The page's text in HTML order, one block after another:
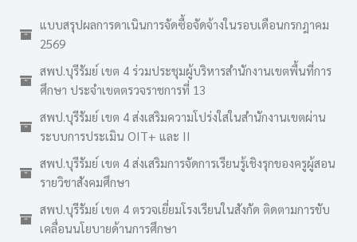
แบบสรุปผลการดาเนินการจัดซื้อจัดจ้างในรอบเดือนกรกฎาคม
2569
สพป.บุรีรัมย์ เขต 4 ร่วมประชุมผู้บริหารสำนักงานเขตพื้นที่การ
ศึกษา ประจำเขตตรวจราชการที่ 13
สพป.บุรีรัมย์ เขต 4 ส่งเสริมความโปร่งใสในสำนักงานเขตผ่าน
ระบบการประเมิน OIT+ และ II
สพป.บุรีรัมย์ เขต 4 ส่งเสริมการจัดการเรียนรู้เชิงรุกของครูผู้สอน
รายวิชาสังคมศึกษา
สพป.บุรีรัมย์ เขต 4 ตรวจเยี่ยมโรงเรียนในสังกัด ติดตามการขับ
เคลื่อนนโยบายด้านการศึกษา